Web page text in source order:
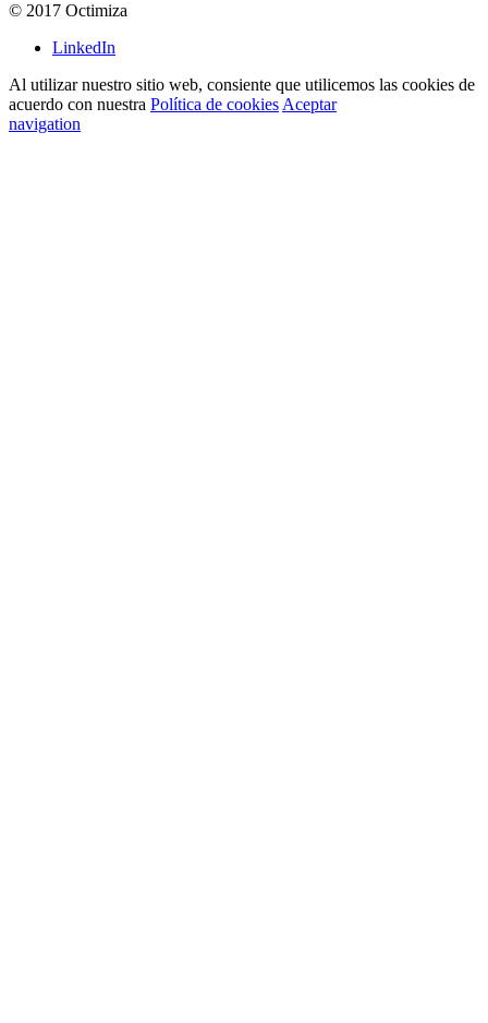
© 2017 Octimiza
LinkedIn
Al utilizar nuestro sitio web, consiente que utilicemos las cookies de
acuerdo con nuestra Política de cookies Aceptar
navigation